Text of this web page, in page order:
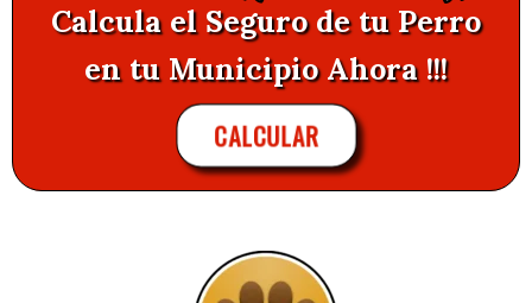
Calcula el Seguro de tu Perro
en tu Municipio Ahora !!!
CALCULAR